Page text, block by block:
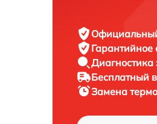
Диагностика
Бесплатный
Замена